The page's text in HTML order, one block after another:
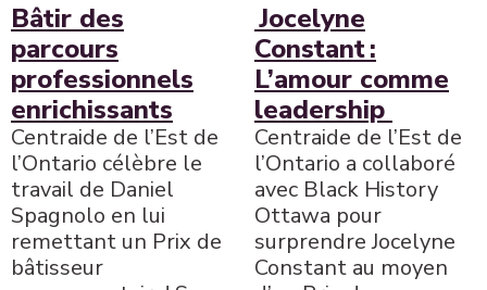
Bâtir des
parcours
professionnels
enrichissants
Centraide de l’Est de
l’Ontario célèbre le
travail de Daniel
Spagnolo en lui
remettant un Prix de
bâtisseur
Jocelyne
Constant :
L’amour comme
leadership
Centraide de l’Est de
l’Ontario a collaboré
avec Black History
Ottawa pour
surprendre Jocelyne
Constant au moyen